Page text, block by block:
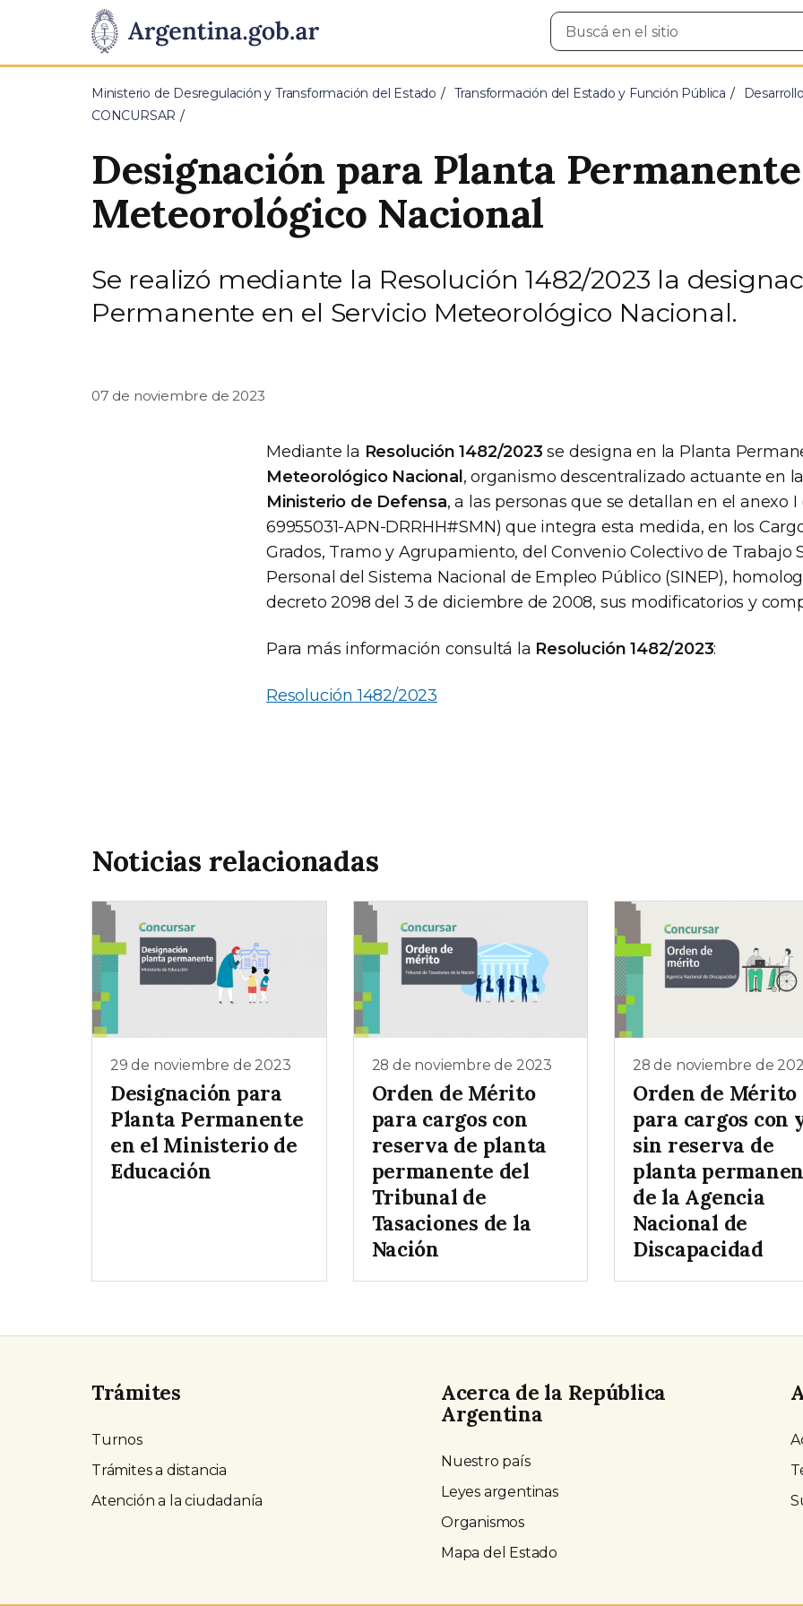
Presidencia
de
Pasar al contenido principal
Buscar
en
Ministerio de Desregulación y Transformación del Estado Transformación del Estado y Función Pública
CONCURSAR
Designación para Planta
Meteorológico Nacional
Se realizó mediante la Resolución 1482/2023 la
Permanente en el Servicio Meteorológico Nacional.
07 de noviembre de 2023
Mediante la Resolución 1482/2023 se designa en la Planta
Meteorológico Nacional , organismo descentralizado actuante en
Ministerio de Defensa, a las personas que se detallan en el anexo I
69955031-APN-DRRHH#SMN) que integra esta medida, en los
Grados, Tramo y Agrupamiento, del Convenio Colectivo de Trabajo
Personal del Sistema Nacional de Empleo Público (SINEP),
decreto 2098 del 3 de diciembre de 2008, sus modificatorios y
Para más información consultá la Resolución 1482/2023:
Resolución 1482/2023
Noticias relacionadas
29 de noviembre de 2023
Designación para
Planta Permanente
en el Ministerio de
Educación
28 de noviembre de 2023
Orden de Mérito
para cargos con
reserva de planta
permanente del
Tribunal de
Tasaciones de la
Nación
28 de noviembre de
Orden de Mérito
para cargos con
sin reserva de
planta
de la Agencia
Nacional de
Discapacidad
Trámites
Turnos
Trámites a distancia
Atención a la ciudadanía
Acerca de la República
Argentina
Nuestro país
Leyes argentinas
Organismos
Mapa del Estado